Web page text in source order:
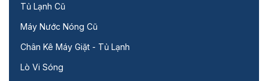
Tủ Lạnh Cũ
Máy Nước Nóng Cũ
Chân Kê Máy Giặt - Tủ Lạnh
Lò Vi Sóng